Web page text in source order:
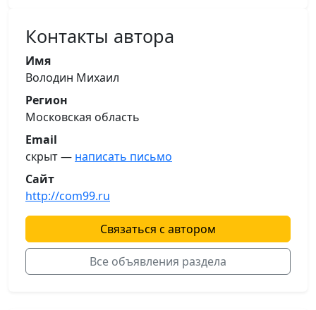
Контакты автора
Имя
Володин Михаил
Регион
Московская область
Email
скрыт — написать письмо
Сайт
http://com99.ru
Связаться с автором
Все объявления раздела